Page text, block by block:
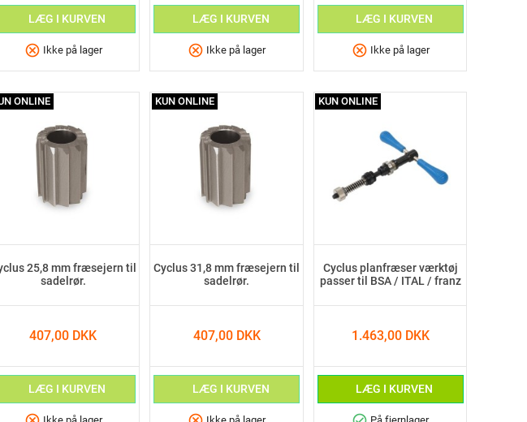
LÆG I KURVEN
cancel Ikke på lager
LÆG I KURVEN
cancel Ikke på lager
LÆG I KURVEN
cancel Ikke på lager
25,8 mm fræsejern til
sadelrør.
407,00 DKK
LÆG I KURVEN
ONLINE
Cyclus 31,8 mm fræsejern til
sadelrør.
407,00 DKK
LÆG I KURVEN
KUN ONLINE
Cyclus planfræser værktøj
passer til BSA / ITAL / franz
1.463,00 DKK
LÆG I KURVEN
KUN ONLINE